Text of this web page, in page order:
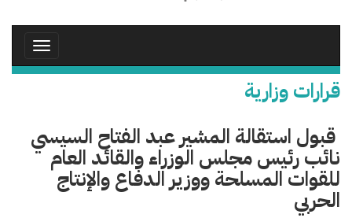
Toggle
قرارات وزارية
قبول استقالة المشير عبد الفتاح السيسي
نائب رئيس مجلس الوزراء والقائد العام
للقوات المسلحة ووزير الدفاع والإنتاج
الحربي